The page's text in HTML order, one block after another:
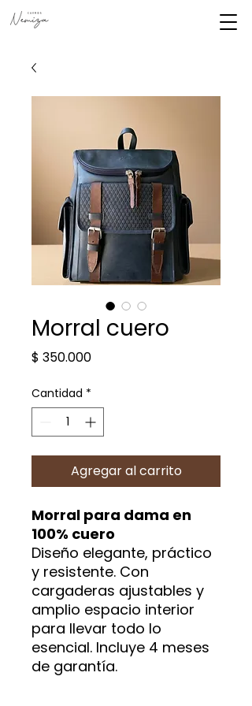
Morral cuero
$ 350.000Precio
Cantidad *
Agregar al carrito
Morral para dama en
100% cuero
Diseño elegante, práctico
y resistente. Con
cargaderas ajustables y
amplio espacio interior
para llevar todo lo
esencial. Incluye 4 meses
de garantía.